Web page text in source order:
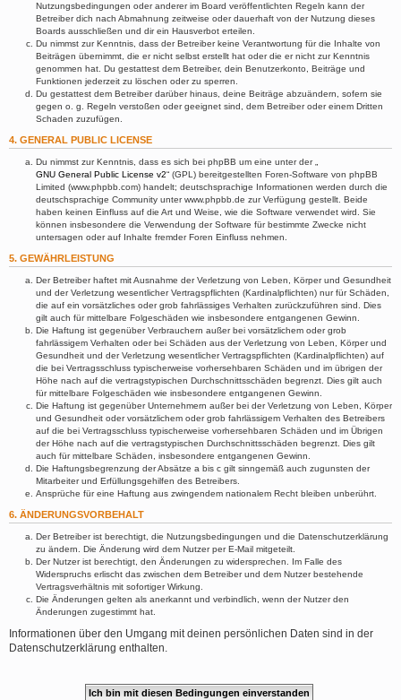
Nutzungsbedingungen oder anderer im Board veröffentlichten Regeln kann der
Betreiber dich nach Abmahnung zeitweise oder dauerhaft von der Nutzung dieses
Boards ausschließen und dir ein Hausverbot erteilen.
Du nimmst zur Kenntnis, dass der Betreiber keine Verantwortung für die Inhalte von
Beiträgen übernimmt, die er nicht selbst erstellt hat oder die er nicht zur Kenntnis
genommen hat. Du gestattest dem Betreiber, dein Benutzerkonto, Beiträge und
Funktionen jederzeit zu löschen oder zu sperren.
Du gestattest dem Betreiber darüber hinaus, deine Beiträge abzuändern, sofern sie
gegen o. g. Regeln verstoßen oder geeignet sind, dem Betreiber oder einem Dritten
Schaden zuzufügen.
4. GENERAL PUBLIC LICENSE
Du nimmst zur Kenntnis, dass es sich bei phpBB um eine unter der „
GNU General Public License v2“ (GPL) bereitgestellten Foren-Software von phpBB
Limited (www.phpbb.com) handelt; deutschsprachige Informationen werden durch die
deutschsprachige Community unter www.phpbb.de zur Verfügung gestellt. Beide
haben keinen Einfluss auf die Art und Weise, wie die Software verwendet wird. Sie
können insbesondere die Verwendung der Software für bestimmte Zwecke nicht
untersagen oder auf Inhalte fremder Foren Einfluss nehmen.
5. GEWÄHRLEISTUNG
Der Betreiber haftet mit Ausnahme der Verletzung von Leben, Körper und Gesundheit
und der Verletzung wesentlicher Vertragspflichten (Kardinalpflichten) nur für Schäden,
die auf ein vorsätzliches oder grob fahrlässiges Verhalten zurückzuführen sind. Dies
gilt auch für mittelbare Folgeschäden wie insbesondere entgangenen Gewinn.
Die Haftung ist gegenüber Verbrauchern außer bei vorsätzlichem oder grob
fahrlässigem Verhalten oder bei Schäden aus der Verletzung von Leben, Körper und
Gesundheit und der Verletzung wesentlicher Vertragspflichten (Kardinalpflichten) auf
die bei Vertragsschluss typischerweise vorhersehbaren Schäden und im übrigen der
Höhe nach auf die vertragstypischen Durchschnittsschäden begrenzt. Dies gilt auch
für mittelbare Folgeschäden wie insbesondere entgangenen Gewinn.
Die Haftung ist gegenüber Unternehmern außer bei der Verletzung von Leben, Körper
und Gesundheit oder vorsätzlichem oder grob fahrlässigem Verhalten des Betreibers
auf die bei Vertragsschluss typischerweise vorhersehbaren Schäden und im Übrigen
der Höhe nach auf die vertragstypischen Durchschnittsschäden begrenzt. Dies gilt
auch für mittelbare Schäden, insbesondere entgangenen Gewinn.
Die Haftungsbegrenzung der Absätze a bis c gilt sinngemäß auch zugunsten der
Mitarbeiter und Erfüllungsgehilfen des Betreibers.
Ansprüche für eine Haftung aus zwingendem nationalem Recht bleiben unberührt.
6. ÄNDERUNGSVORBEHALT
Der Betreiber ist berechtigt, die Nutzungsbedingungen und die Datenschutzerklärung
zu ändern. Die Änderung wird dem Nutzer per E-Mail mitgeteilt.
Der Nutzer ist berechtigt, den Änderungen zu widersprechen. Im Falle des
Widerspruchs erlischt das zwischen dem Betreiber und dem Nutzer bestehende
Vertragsverhältnis mit sofortiger Wirkung.
Die Änderungen gelten als anerkannt und verbindlich, wenn der Nutzer den
Änderungen zugestimmt hat.
Informationen über den Umgang mit deinen persönlichen Daten sind in der
Datenschutzerklärung enthalten.